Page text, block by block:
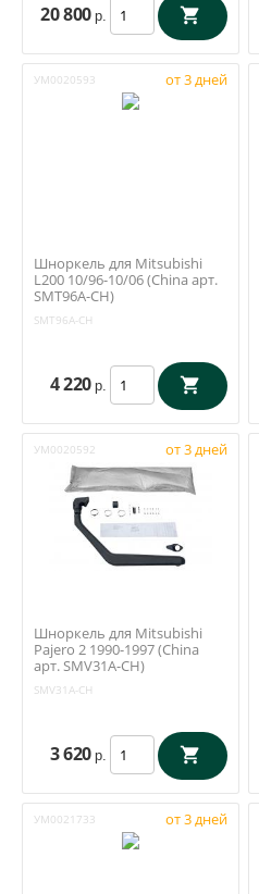
20 800 р.
УМ0020593 от 3 дней
Шноркель для Mitsubishi
L200 10/96-10/06 (China арт.
SMT96A-CH)
SMT96A-CH
4 220 р.
УМ0020592 от 3 дней
Шноркель для Mitsubishi
Pajero 2 1990-1997 (China
арт. SMV31A-CH)
SMV31A-CH
3 620 р.
УМ0021733 от 3 дней